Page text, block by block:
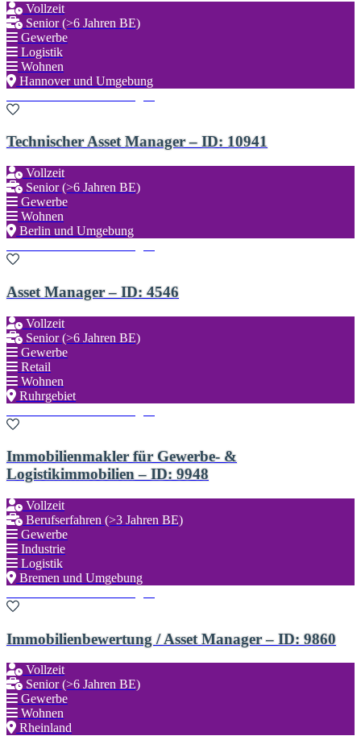
Vollzeit
Senior (>6 Jahren BE)
Gewerbe
Logistik
Wohnen
Hannover und Umgebung
Technischer Asset Manager – ID: 10941
Vollzeit
Senior (>6 Jahren BE)
Gewerbe
Wohnen
Berlin und Umgebung
Asset Manager – ID: 4546
Vollzeit
Senior (>6 Jahren BE)
Gewerbe
Retail
Wohnen
Ruhrgebiet
Immobilienmakler für Gewerbe- &
Logistikimmobilien – ID: 9948
Vollzeit
Berufserfahren (>3 Jahren BE)
Gewerbe
Industrie
Logistik
Bremen und Umgebung
Immobilienbewertung / Asset Manager – ID: 9860
Vollzeit
Senior (>6 Jahren BE)
Gewerbe
Wohnen
Rheinland